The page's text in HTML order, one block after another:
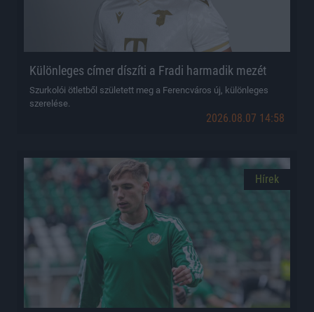
Különleges címer díszíti a Fradi harmadik mezét
Szurkolói ötletből született meg a Ferencváros új, különleges
szerelése.
2026.08.07 14:58
Hírek